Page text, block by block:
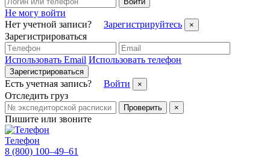
Не могу войти
Нет учетной записи?
Зарегистрируйтесь ×
Зарегистрироваться
Использовать Email Использовать телефон
Зарегистрироваться
Есть учетная запись? Войти ×
Отследить груз
Проверить ×
Пишите или звоните
Телефон
8 (800) 100–49–61